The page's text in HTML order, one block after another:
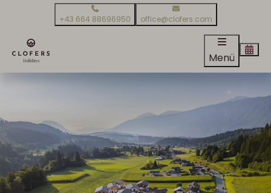
+43 664 88696950 office@clofers.com
Menü